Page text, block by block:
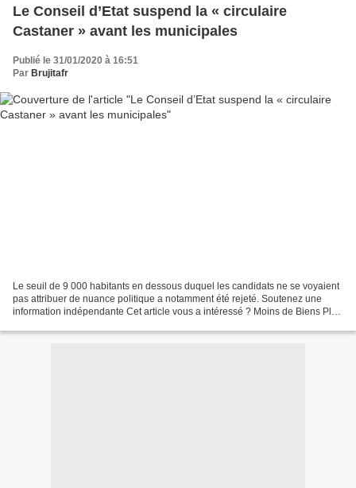
Le Conseil d’Etat suspend la « circulaire
Castaner » avant les municipales
Publié le 31/01/2020 à 16:51
Par Brujitafr
Le seuil de 9 000 habitants en dessous duquel les candidats ne se voyaient
pas attribuer de nuance politique a notamment été rejeté. Soutenez une
information indépendante Cet article vous a intéressé ? Moins de Biens Plus